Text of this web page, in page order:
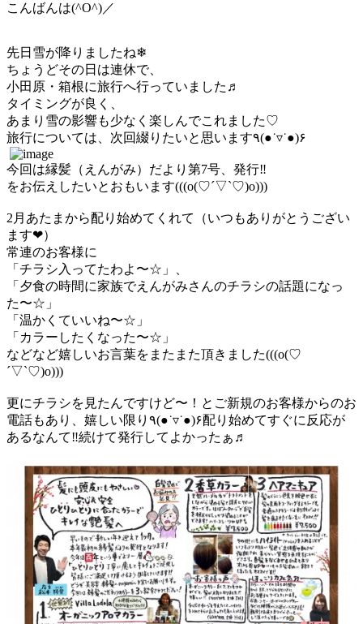
こんばんは(^O^)／
先日雪が降りましたね❄︎
ちょうどその日は連休で、
小田原・箱根に旅行へ行っていました♬
タイミングが良く、
あまり雪の影響も少なく楽しんでこれました♡
旅行については、次回綴りたいと思います٩(●˙▿˙●)۶
今回は縁髪（えんがみ）だより第7号、発行‼︎
をお伝えしたいとおもいます(((o(♡´▽`♡)o)))
2月あたまから配り始めてくれて（いつもありがとうござい
ます❤︎）
常連のお客様に
「チラシ入ってたわよ〜☆」、
「夕食の時間に家族でえんがみさんのチラシの話題になっ
た〜☆」
「温かくていいね〜☆」
「カラーしたくなった〜☆」
などなど嬉しいお言葉をまたまた頂きました(((o(♡
´▽`♡)o)))
更にチラシを見たんですけど〜！とご新規のお客様からのお
電話もあり、嬉しい限り٩(●˙▿˙●)۶配り始めてすぐに反応が
あるなんて‼︎続けて発行してよかったぁ♬